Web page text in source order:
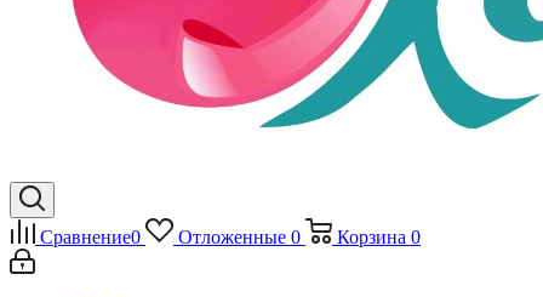
Сравнение0 Отложенные 0 Корзина 0